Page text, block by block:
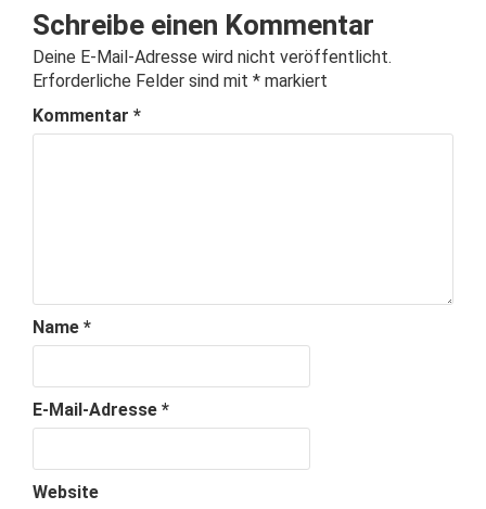
Schreibe einen Kommentar
Deine E-Mail-Adresse wird nicht veröffentlicht.
Erforderliche Felder sind mit * markiert
Kommentar *
Name *
E-Mail-Adresse *
Website